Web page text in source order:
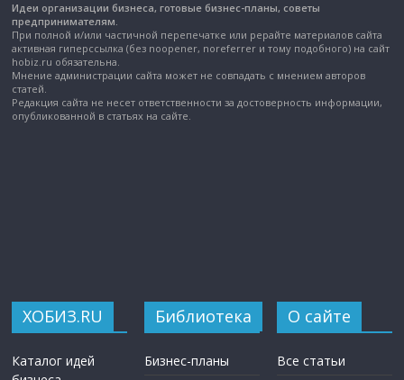
Идеи организации бизнеса, готовые бизнес-планы, советы
предпринимателям.
При полной и/или частичной перепечатке или рерайте материалов сайта
активная гиперссылка (без noopener, noreferrer и тому подобного) на сайт
hobiz.ru обязательна.
Мнение администрации сайта может не совпадать с мнением авторов
статей.
Редакция сайта не несет ответственности за достоверность информации,
опубликованной в статьях на сайте.
ХОБИЗ.RU
Каталог идей
Библиотека
Бизнес-планы
О сайте
Все статьи